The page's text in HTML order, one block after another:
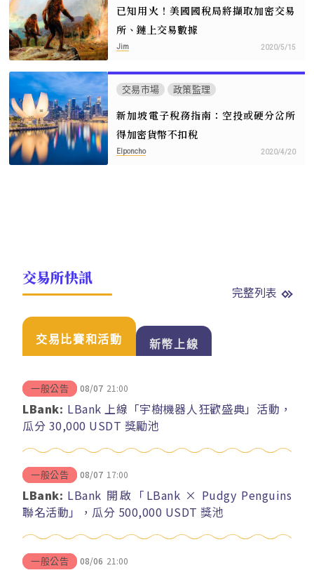
已知用火！美國國稅局將擷取加密交易
所、鏈上交易數據
Jim 2020/5/15
交易市場 政策監理
新加坡電子稅務指南：空投或硬分岔所
得加密貨幣不扣稅
Elponcho 2020/4/20
交易所快訊
完整列表
交易比賽和活動 新幣上線
一般公告 08/07 21:00
LBank: LBank 上線「宇樹機器人狂歡盛典」活動，
瓜分 30,000 USDT 獎勵池
一般公告 08/07 17:00
LBank: LBank 開啟「LBank × Pudgy Penguins
聯名活動」，瓜分 500,000 USDT 獎池
一般公告 08/06 21:00